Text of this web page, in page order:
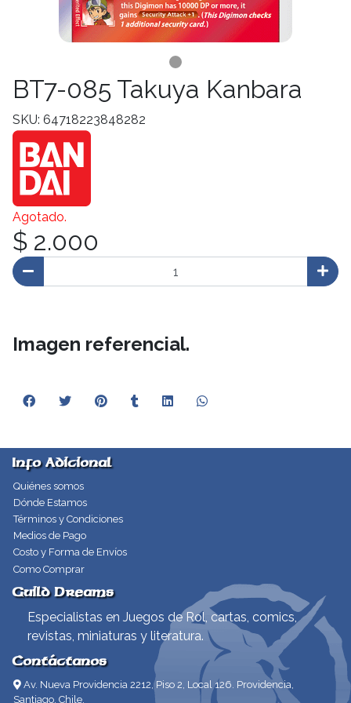
BT7-085 Takuya Kanbara
SKU: 64718223848282
Agotado.
$ 2.000
Imagen referencial.
Info Adicional
Quiénes somos
Dónde Estamos
Términos y Condiciones
Medios de Pago
Costo y Forma de Envíos
Como Comprar
Guild Dreams
Especialistas en Juegos de Rol, cartas, comics,
revistas, miniaturas y literatura.
Contáctanos
Av. Nueva Providencia 2212, Piso 2, Local 126. Providencia,
Santiago, Chile.